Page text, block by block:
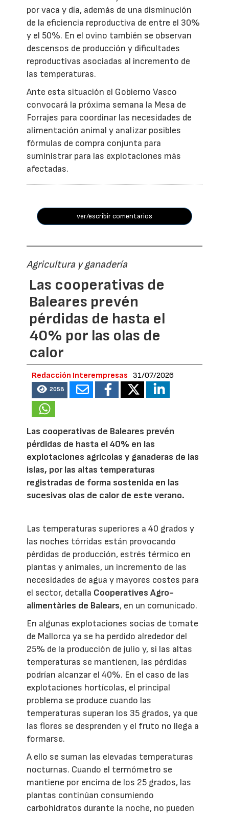
por vaca y día, además de una disminución
de la eficiencia reproductiva de entre el 30%
y el 50%. En el ovino también se observan
descensos de producción y dificultades
reproductivas asociadas al incremento de
las temperaturas.
Ante esta situación el Gobierno Vasco
convocará la próxima semana la Mesa de
Forrajes para coordinar las necesidades de
alimentación animal y analizar posibles
fórmulas de compra conjunta para
suministrar para las explotaciones más
afectadas.
ver/escribir comentarios
Agricultura y ganadería
Las cooperativas de
Baleares prevén
pérdidas de hasta el
40% por las olas de
calor
Redacción Interempresas 31/07/2026
2058
Las cooperativas de Baleares prevén
pérdidas de hasta el 40% en las
explotaciones agrícolas y ganaderas de las
islas, por las altas temperaturas
registradas de forma sostenida en las
sucesivas olas de calor de este verano.
Las temperaturas superiores a 40 grados y
las noches tórridas están provocando
pérdidas de producción, estrés térmico en
plantas y animales, un incremento de las
necesidades de agua y mayores costes para
el sector, detalla Cooperatives Agro-
alimentàries de Balears, en un comunicado.
En algunas explotaciones socias de tomate
de Mallorca ya se ha perdido alrededor del
25% de la producción de julio y, si las altas
temperaturas se mantienen, las pérdidas
podrían alcanzar el 40%. En el caso de las
explotaciones hortícolas, el principal
problema se produce cuando las
temperaturas superan los 35 grados, ya que
las flores se desprenden y el fruto no llega a
formarse.
A ello se suman las elevadas temperaturas
nocturnas. Cuando el termómetro se
mantiene por encima de los 25 grados, las
plantas continúan consumiendo
carbohidratos durante la noche, no pueden